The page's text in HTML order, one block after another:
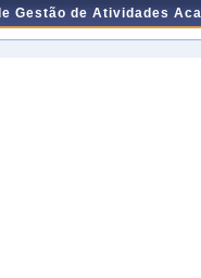
Gestão de Atividades